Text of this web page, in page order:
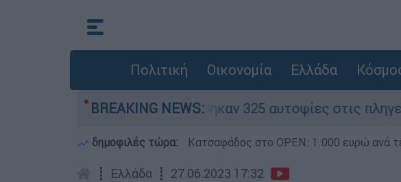
Πολιτική Οικονομία Ελλάδα
BREAKING NEWS:
- Ολοκληρώθηκαν 325 αυτοψίες στις πληγείσες
δημοφιλές τώρα: Κατσαφάδος στο OPEN: 1.000 ευρώ ανά
┋ Ελλάδα ┋ 27.06.2023 17:32